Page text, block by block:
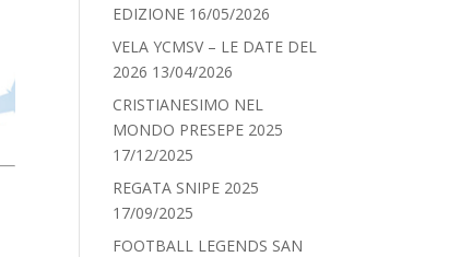
EDIZIONE 16/05/2026
VELA YCMSV – LE DATE DEL
2026 13/04/2026
CRISTIANESIMO NEL
MONDO PRESEPE 2025
17/12/2025
REGATA SNIPE 2025
17/09/2025
FOOTBALL LEGENDS SAN